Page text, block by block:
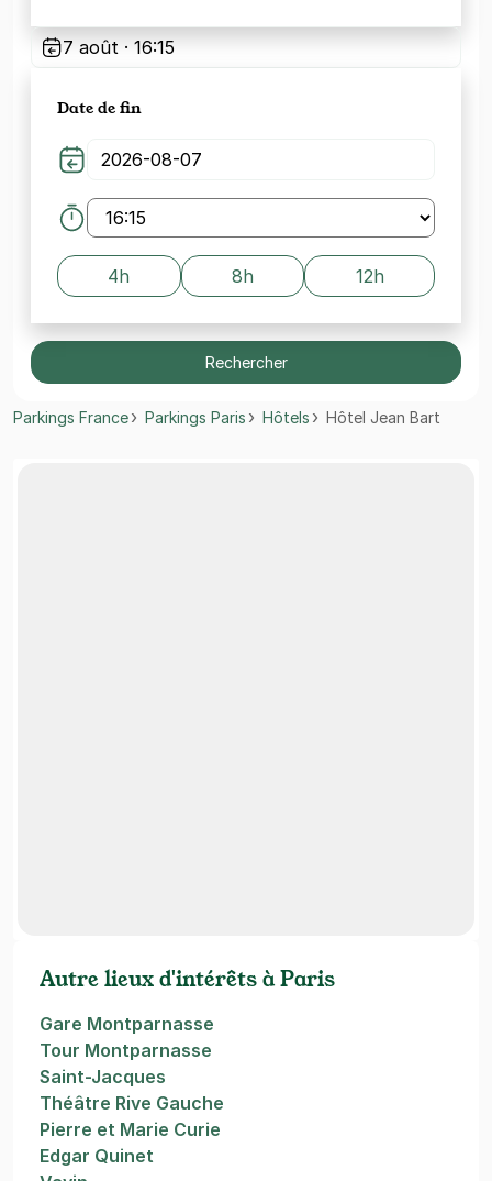
7 août · 16:15
Date de fin
4h 8h 12h
Rechercher
Parkings France Parkings Paris Hôtels Hôtel Jean Bart
Autre lieux d'intérêts à Paris
Gare Montparnasse
Tour Montparnasse
Saint-Jacques
Théâtre Rive Gauche
Pierre et Marie Curie
Edgar Quinet